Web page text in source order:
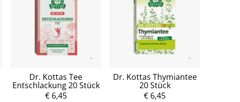
Dr. Kottas Tee
Entschlackung 20 Stück
€ 6,45
Dr. Kottas Thymiantee
20 Stück
€ 6,45